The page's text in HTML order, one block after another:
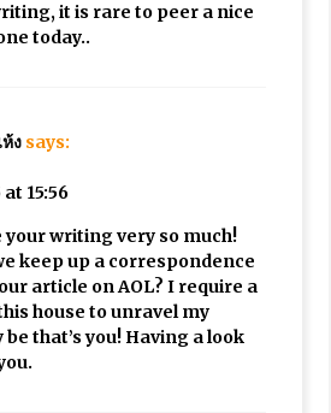
it is rare to peer a nice
today..
ง says:
15:56
your writing very so much!
keep up a correspondence
article on AOL? I require a
house to unravel my
that’s you! Having a look